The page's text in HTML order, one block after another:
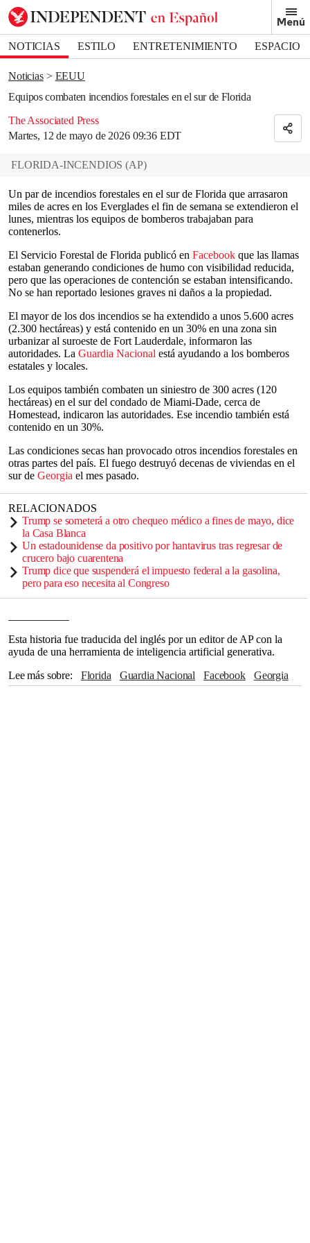
Menú
NOTICIAS ESTILO ENTRETENIMIENTO
ESPACIO
DEPORTES
Noticias
EEUU
Equipos combaten incendios forestales en el sur de Florida
The Associated Press
Martes, 12 de mayo de 2026 09:36 EDT
Bookmark popover
Removed from bookmarks
Close popover
FLORIDA-INCENDIOS (AP)
Un par de incendios forestales en el sur de Florida que arrasaron
miles de acres en los Everglades el fin de semana se extendieron el
lunes, mientras los equipos de bomberos trabajaban para
contenerlos.
El Servicio Forestal de Florida publicó en Facebook que las llamas
estaban generando condiciones de humo con visibilidad reducida,
pero que las operaciones de contención se estaban intensificando.
No se han reportado lesiones graves ni daños a la propiedad.
El mayor de los dos incendios se ha extendido a unos 5.600 acres
(2.300 hectáreas) y está contenido en un 30% en una zona sin
urbanizar al suroeste de Fort Lauderdale, informaron las
autoridades. La Guardia Nacional está ayudando a los bomberos
estatales y locales.
Los equipos también combaten un siniestro de 300 acres (120
hectáreas) en el sur del condado de Miami-Dade, cerca de
Homestead, indicaron las autoridades. Ese incendio también está
contenido en un 30%.
Las condiciones secas han provocado otros incendios forestales en
otras partes del país. El fuego destruyó decenas de viviendas en el
sur de Georgia el mes pasado.
RELACIONADOS
Trump se someterá a otro chequeo médico a fines de mayo, dice
la Casa Blanca
Un estadounidense da positivo por hantavirus tras regresar de
crucero bajo cuarentena
Trump dice que suspenderá el impuesto federal a la gasolina,
pero para eso necesita al Congreso
Esta historia fue traducida del inglés por un editor de AP con la
ayuda de una herramienta de inteligencia artificial generativa.
Lee más sobre
Florida Guardia Nacional Facebook Georgia